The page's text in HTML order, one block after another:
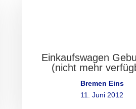
Einkaufswagen
(nicht mehr
Bremen Eins
11. Juni 2012